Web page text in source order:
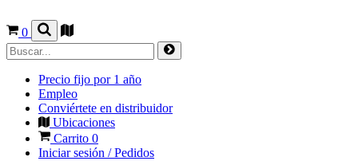
0
Precio fijo por 1 año
Empleo
Conviértete en distribuidor
Ubicaciones
Carrito 0
Iniciar sesión / Pedidos